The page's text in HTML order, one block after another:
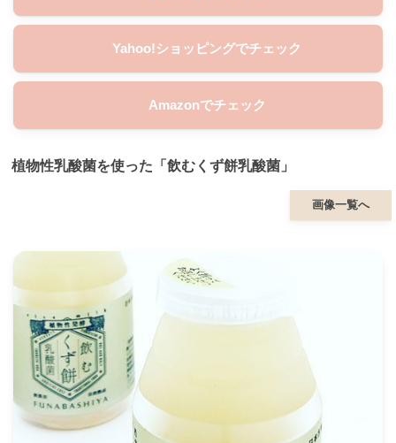
Yahoo!ショッピングでチェック
Amazonでチェック
植物性乳酸菌を使った「飲むくず餅乳酸菌」
画像一覧へ